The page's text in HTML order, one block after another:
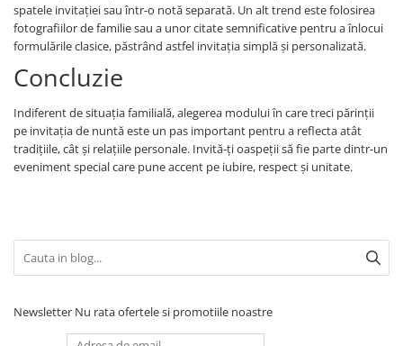
spatele invitației sau într-o notă separată. Un alt trend este folosirea
fotografiilor de familie sau a unor citate semnificative pentru a înlocui
formulările clasice, păstrând astfel invitația simplă și personalizată.
Concluzie
Indiferent de situația familială, alegerea modului în care treci părinții
pe invitația de nuntă este un pas important pentru a reflecta atât
tradițiile, cât și relațiile personale. Invită-ți oaspeții să fie parte dintr-un
eveniment special care pune accent pe iubire, respect și unitate.
Newsletter Nu rata ofertele si promotiile noastre